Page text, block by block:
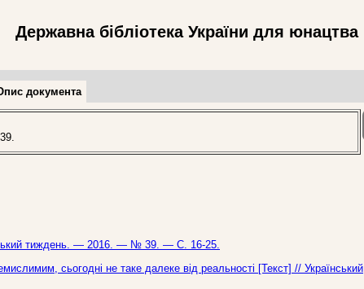
Державна бібліотека України для юнацтва
документа
тиждень. — 2016. — № 39. — С. 16-25.
сьогодні не таке далеке від реальності [Текст] // Український